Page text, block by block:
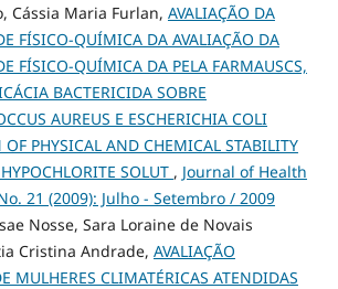
Cássia Maria Furlan, AVALIAÇÃO DA
FÍSICO-QUÍMICA DA AVALIAÇÃO DA
FÍSICO-QUÍMICA DA PELA FARMAUSCS,
BACTERICIDA SOBRE
AUREUS E ESCHERICHIA COLI
OF PHYSICAL AND CHEMICAL STABILITY
SOLUT , Journal of Health
21 (2009): Julho - Setembro / 2009
Nosse, Sara Loraine de Novais
Cristina Andrade, AVALIAÇÃO
MULHERES CLIMATÉRICAS ATENDIDAS